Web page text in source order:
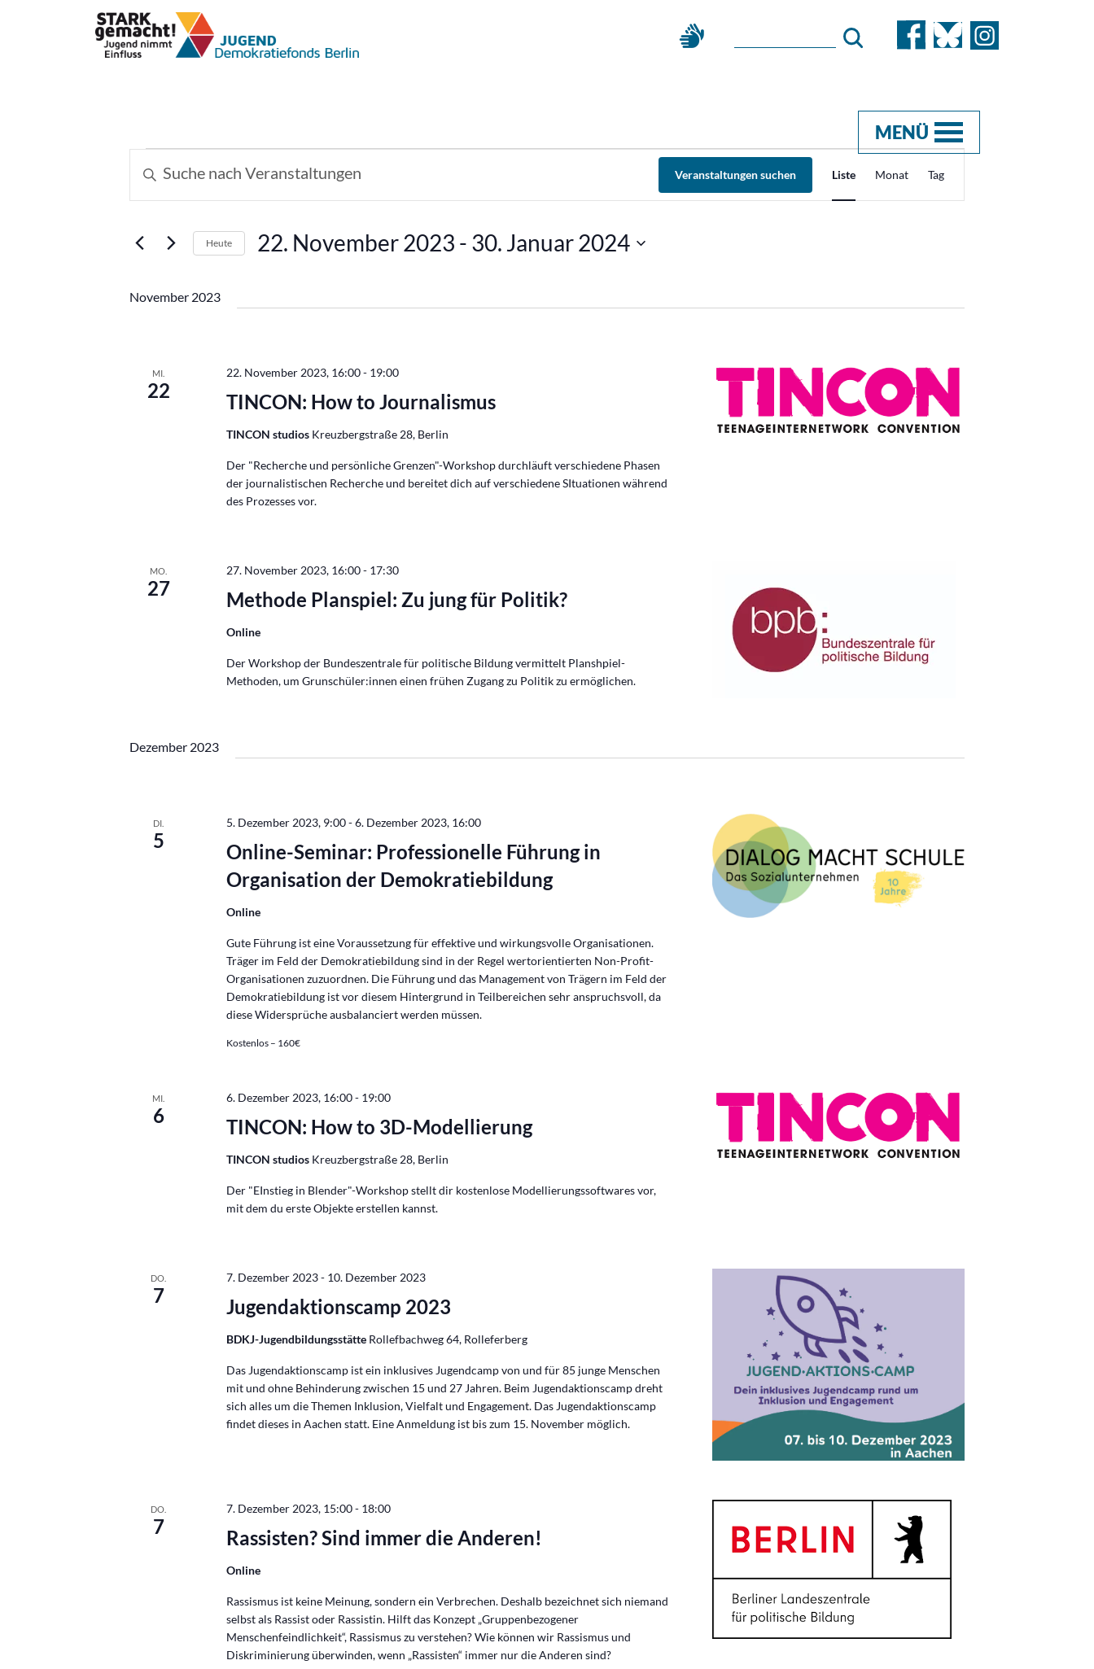
MENÜ
Veranstaltungen
Veranstaltungen
Suche
und
Navigation
Bitte
nach
Schlüsselwort.
Veranstaltungen suchen
Veranstaltung
Ansichten-
Navigation
Liste Monat Tag
Heute 22. November 2023 - 30. Januar 2024
November 2023
MI.
22 TINCON: How to Journalismus
22. November 2023, 16:00- 19:00
TINCON studios Kreuzbergstraße 28, Berlin
Der "Recherche und persönliche Grenzen"-Workshop durchläuft verschiedene Phasen
der journalistischen Recherche und bereitet dich auf verschiedene SItuationen während
des Prozesses vor.
MO.
27 Methode Planspiel: Zu jung für Politik?
27. November 2023, 16:00- 17:30
Online
Der Workshop der Bundeszentrale für politische Bildung vermittelt Planshpiel-
Methoden, um Grunschüler:innen einen frühen Zugang zu Politik zu ermöglichen.
Dezember 2023
DI.
5
Online-Seminar: Professionelle Führung in
Organisation der Demokratiebildung
5. Dezember 2023, 9:00-6. Dezember 2023, 16:00
Online
Gute Führung ist eine Voraussetzung für effektive und wirkungsvolle Organisationen.
Träger im Feld der Demokratiebildung sind in der Regel wertorientierten Non-Profit-
Organisationen zuzuordnen. Die Führung und das Management von Trägern im Feld der
Demokratiebildung ist vor diesem Hintergrund in Teilbereichen sehr anspruchsvoll, da
diese Widersprüche ausbalanciert werden müssen.
Kostenlos – 160€
MI.
6 TINCON: How to 3D-Modellierung
6. Dezember 2023, 16:00- 19:00
TINCON studios Kreuzbergstraße 28, Berlin
Der "EInstieg in Blender"-Workshop stellt dir kostenlose Modellierungssoftwares vor,
mit dem du erste Objekte erstellen kannst.
DO.
7 Jugendaktionscamp 2023
7. Dezember 2023- 10. Dezember 2023
BDKJ-Jugendbildungsstätte Rollefbachweg 64, Rolleferberg
Das Jugendaktionscamp ist ein inklusives Jugendcamp von und für 85 junge Menschen
mit und ohne Behinderung zwischen 15 und 27 Jahren. Beim Jugendaktionscamp dreht
sich alles um die Themen Inklusion, Vielfalt und Engagement. Das Jugendaktionscamp
findet dieses in Aachen statt. Eine Anmeldung ist bis zum 15. November möglich.
DO.
7 Rassisten? Sind immer die Anderen!
7. Dezember 2023, 15:00- 18:00
Online
Rassismus ist keine Meinung, sondern ein Verbrechen. Deshalb bezeichnet sich niemand
selbst als Rassist oder Rassistin. Hilft das Konzept „Gruppenbezogener
Menschenfeindlichkeit“, Rassismus zu verstehen? Wie können wir Rassismus und
Diskriminierung überwinden, wenn „Rassisten“ immer nur die Anderen sind?